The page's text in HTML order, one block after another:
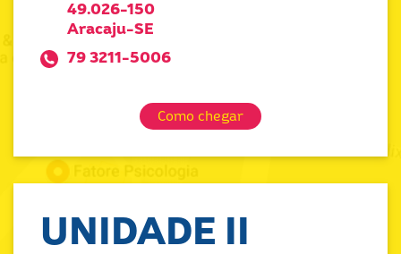
49.026-150
Aracaju-SE
79 3211-5006
Como chegar
UNIDADE II